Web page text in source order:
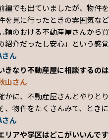
編でも出ていましたが、物件
を見に行ったときの雰囲気な
頼のおける不動産屋さんから
紹介だったし安心」という感
さん
きなり不動産屋に相談するの
山さん
かに、不動産屋さんとやりと
、物件をたくさんみて、とき
さん
リアや学区はどこがいいんで